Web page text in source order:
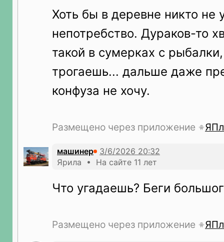
Хоть бы в деревне никто не
непотребство. Дураков-то
такой в сумерках с
трогаешь... дальше даже
конфуза не хочу.
Размещено через приложение
машинер
Ярила • На сайте 11 лет
Что угадаешь? Беги
Размещено через приложение